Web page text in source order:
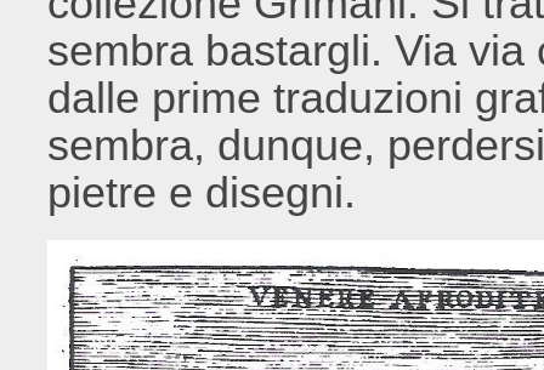
sembra bastargli. Via
dalle prime traduzioni
sembra, dunque,
pietre e disegni.